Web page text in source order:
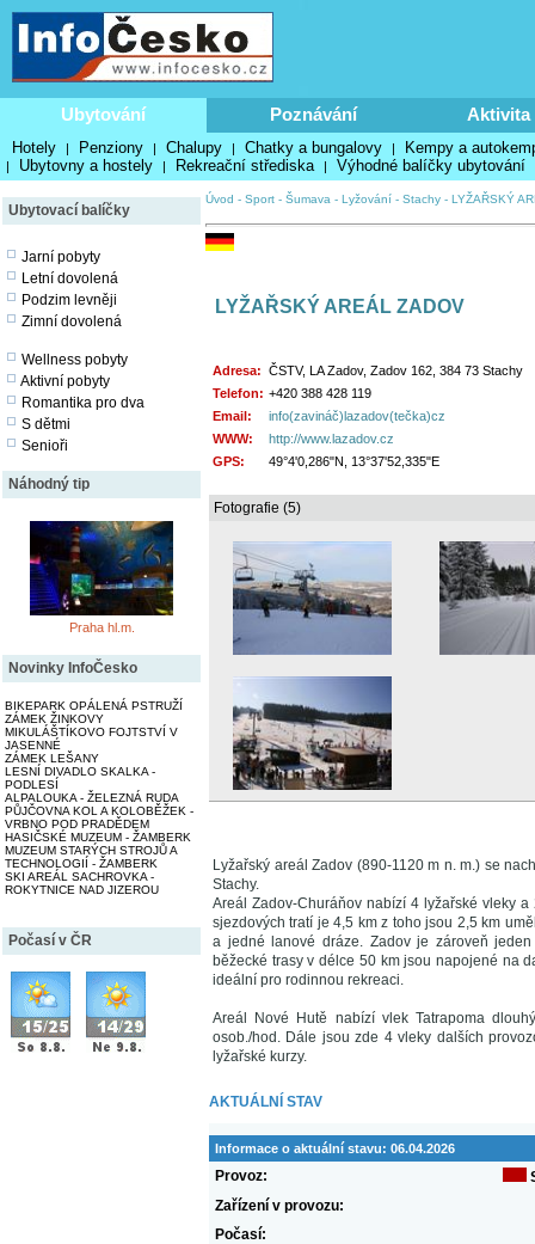
Ubytování Poznávání Aktivita
Hotely | Penziony | Chalupy | Chatky a bungalovy | Kempy a
| Ubytovny a hostely | Rekreační střediska | Výhodné balíčky ubytování
Ubytovací balíčky
Jarní pobyty
Letní dovolená
Podzim levněji
Zimní dovolená
Wellness pobyty
Aktivní pobyty
Romantika pro dva
S dětmi
Senioři
Náhodný tip
Praha hl.m.
Novinky InfoČesko
BIKEPARK OPÁLENÁ PSTRUŽÍ
ZÁMEK ŽINKOVY
MIKULÁŠTÍKOVO FOJTSTVÍ V
JASENNÉ
ZÁMEK LEŠANY
LESNÍ DIVADLO SKALKA -
PODLESÍ
ALPALOUKA - ŽELEZNÁ RUDA
PŮJČOVNA KOL A KOLOBĚŽEK -
VRBNO POD PRADĚDEM
HASIČSKÉ MUZEUM - ŽAMBERK
MUZEUM STARÝCH STROJŮ A
TECHNOLOGIÍ - ŽAMBERK
SKI AREÁL SACHROVKA -
ROKYTNICE NAD JIZEROU
Počasí v ČR
Úvod - Sport - Šumava - Lyžování - Stachy - LYŽAŘSKÝ
LYŽAŘSKÝ AREÁL ZADOV
Adresa: ČSTV, LA Zadov, Zadov 162, 384 73 Stachy
Telefon: +420 388 428 119
Email:
info(zavináč)lazadov(tečka)cz
WWW:
http://www.lazadov.cz
GPS:
49°4'0,286"N, 13°37'52,335"E
Fotografie (5)
Lyžařský areál Zadov (890-1120 m n. m.) se
Stachy.
Areál Zadov-Churáňov nabízí 4 lyžařské vleky
sjezdových tratí je 4,5 km z toho jsou 2,5 km
a jedné lanové dráze. Zadov je zároveň
běžecké trasy v délce 50 km jsou napojené na
ideální pro rodinnou rekreaci.
Areál Nové Hutě nabízí vlek Tatrapoma
osob./hod. Dále jsou zde 4 vleky dalších
lyžařské kurzy.
AKTUÁLNÍ STAV
Informace o aktuální stavu: 06.04.2026
Provoz:
Zařízení v provozu:
Počasí: